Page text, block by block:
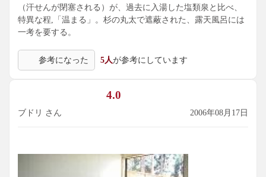
（汗せんが閉塞される）が、過去に入湯した塩類泉と比べ、
特異な程,「温まる」。杉の丸太で遮蔽された、露天風呂には
一考を要する。
参考になった 5人が参考にしています
4.0
ブドリ さん 2006年08月17日